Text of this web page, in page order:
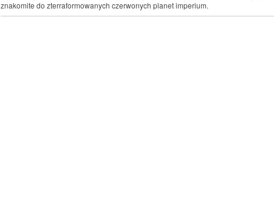
znakomite do zterraformowanych czerwonych planet imperium.